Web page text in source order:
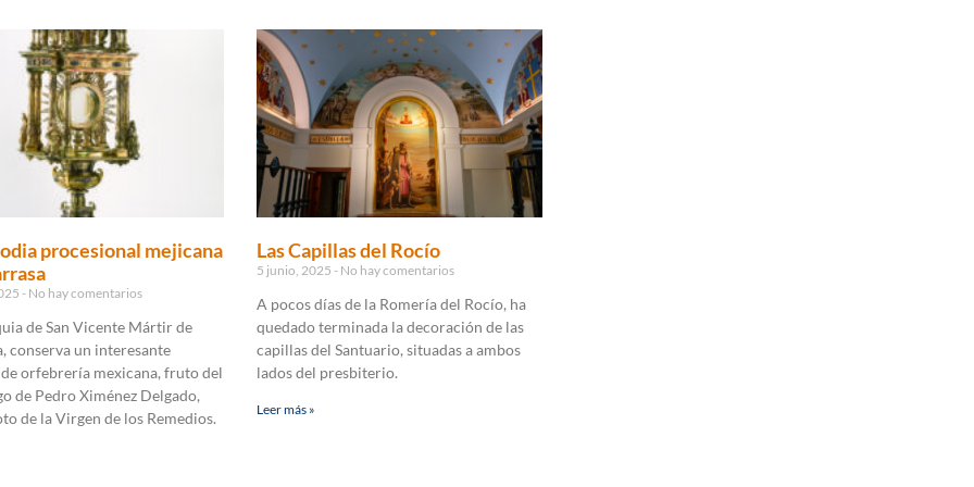
procesional mejicana
No hay comentarios
de San Vicente Mártir de
conserva un interesante
orfebrería mexicana, fruto del
de Pedro Ximénez Delgado,
de la Virgen de los Remedios.
Las Capillas del Rocío
5 junio, 2025 No hay comentarios
A pocos días de la Romería del Rocío, ha
quedado terminada la decoración de las
capillas del Santuario, situadas a ambos
lados del presbiterio.
Leer más »